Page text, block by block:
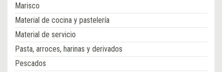
Marisco
Material de cocina y pastelería
Material de servicio
Pasta, arroces, harinas y derivados
Pescados